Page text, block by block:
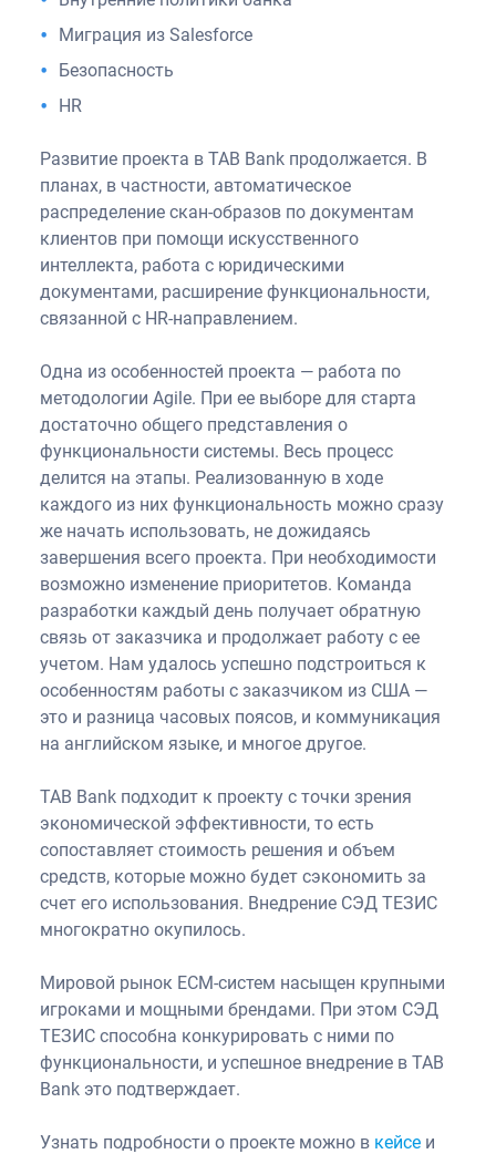
Миграция из Salesforce
Безопасность
HR
Развитие проекта в TAB Bank продолжается. В
планах, в частности, автоматическое
распределение скан-образов по документам
клиентов при помощи искусственного
интеллекта, работа с юридическими
документами, расширение функциональности,
связанной с HR-направлением.
Одна из особенностей проекта — работа по
методологии Agile. При ее выборе для старта
достаточно общего представления о
функциональности системы. Весь процесс
делится на этапы. Реализованную в ходе
каждого из них функциональность можно сразу
же начать использовать, не дожидаясь
завершения всего проекта. При необходимости
возможно изменение приоритетов. Команда
разработки каждый день получает обратную
связь от заказчика и продолжает работу с ее
учетом. Нам удалось успешно подстроиться к
особенностям работы с заказчиком из США —
это и разница часовых поясов, и коммуникация
на английском языке, и многое другое.
TAB Bank подходит к проекту с точки зрения
экономической эффективности, то есть
сопоставляет стоимость решения и объем
средств, которые можно будет сэкономить за
счет его использования. Внедрение СЭД ТЕЗИС
многократно окупилось.
Мировой рынок ECM-систем насыщен крупными
игроками и мощными брендами. При этом СЭД
ТЕЗИС способна конкурировать с ними по
функциональности, и успешное внедрение в TAB
Bank это подтверждает.
Узнать подробности о проекте можно в кейсе и